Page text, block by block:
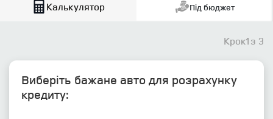
Калькулятор Під бюджет
Крок1з 3
Виберіть бажане авто для розрахунку
кредиту: